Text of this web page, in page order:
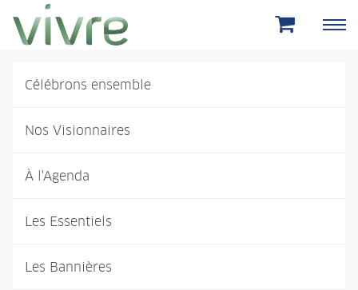
Aller au menu principal
Aller au contenu principal
Célébrons ensemble
Nos Visionnaires
À l'Agenda
Les Essentiels
Les Bannières